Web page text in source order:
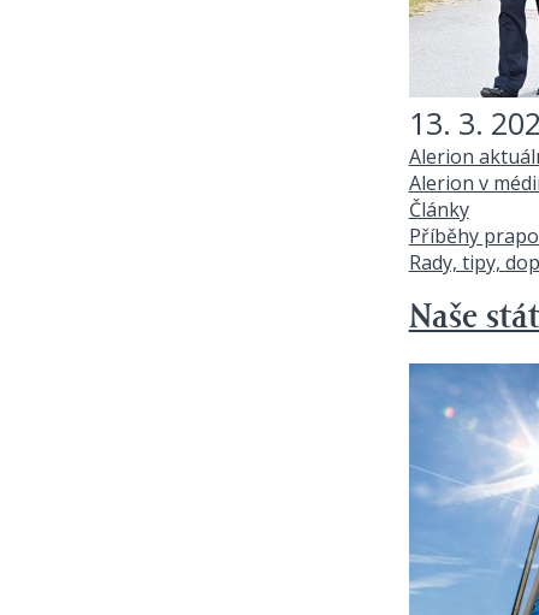
13. 3.
Alerion
Alerion v
Články
Příběhy
Rady, tipy,
Naše